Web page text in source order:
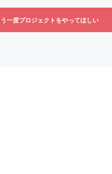
一度プロジェクトをやってほしい